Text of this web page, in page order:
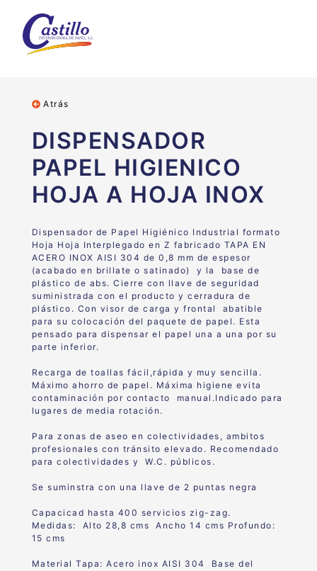
Atrás
DISPENSADOR
PAPEL HIGIENICO
HOJA A HOJA INOX
Dispensador de Papel Higiénico Industrial formato
Hoja Hoja Interplegado en Z fabricado TAPA EN
ACERO INOX AISI 304 de 0,8 mm de espesor
(acabado en brillate o satinado) y la base de
plástico de abs.Cierre con llave de seguridad
suministrada con el producto y cerradura de
plástico. Con visor de carga y frontal abatible
para su colocación del paquete de papel. Esta
pensado para dispensar el papel una a una por su
parte inferior.
Recarga de toallas fácil,rápida y muy sencilla.
Máximo ahorro de papel. Máxima higiene evita
contaminación por contacto manual.Indicado para
lugares de media rotación.
Para zonas de aseo en colectividades, ambitos
profesionales con tránsito elevado. Recomendado
para colectividades y W.C. públicos.
Se suminstra con una llave de 2 puntas negra
Capacicad hasta 400 servicios zig-zag.
Medidas: Alto 28,8 cms Ancho 14 cms Profundo:
15 cms
Material Tapa: Acero inox AISI 304 Base del